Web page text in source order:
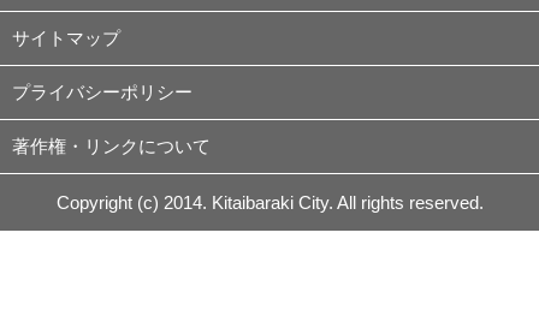
サイトマップ
プライバシーポリシー
著作権・リンクについて
Copyright (c) 2014. Kitaibaraki City. All rights reserved.